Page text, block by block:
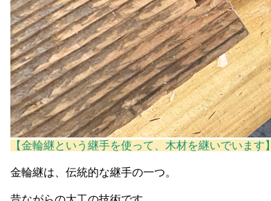
【金輪継という継手を使って、木材を継いでいます】
金輪継は、伝統的な継手の一つ。